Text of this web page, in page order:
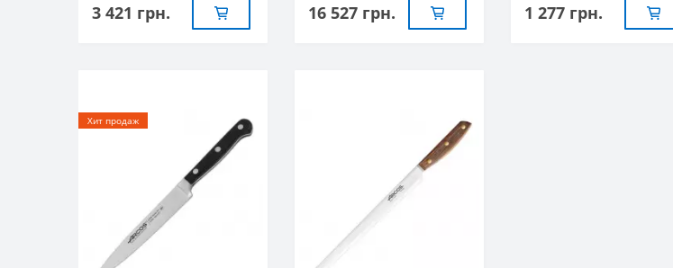
3 421 грн. 16 527 грн. 1 277 грн.
Хит продаж